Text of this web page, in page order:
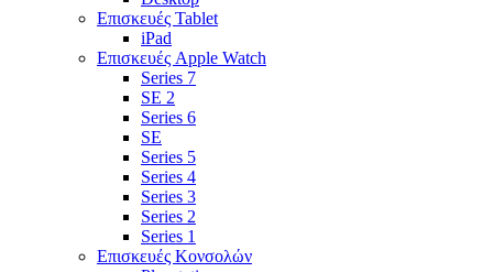
Επισκευές Tablet
iPad
Επισκευές Apple Watch
Series 7
SE 2
Series 6
SE
Series 5
Series 4
Series 3
Series 2
Series 1
Επισκευές Κονσολών